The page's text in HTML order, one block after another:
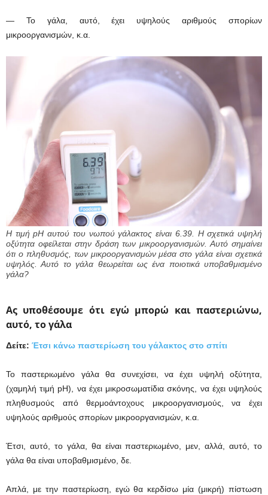
— Το γάλα, αυτό, έχει υψηλούς αριθμούς σπορίων
μικροοργανισμών, κ.α.
Η τιμή pH αυτού του νωπού γάλακτος είναι 6.39. Η σχετικά υψηλή
οξύτητα οφείλεται στην δράση των μικροοργανισμών. Αυτό σημαίνει
ότι ο πληθυσμός, των μικροοργανισμών μέσα στο γάλα είναι σχετικά
υψηλός. Αυτό το γάλα θεωρείται ως ένα ποιοτικά υποβαθμισμένο
γάλα?
Ας υποθέσουμε ότι εγώ μπορώ και παστεριώνω,
αυτό, το γάλα
Δείτε: Έτσι κάνω παστερίωση του γάλακτος στο σπίτι
Το παστεριωμένο γάλα θα συνεχίσει, να έχει υψηλή οξύτητα,
(χαμηλή τιμή pH), να έχει μικροσωματίδια σκόνης, να έχει υψηλούς
πληθυσμούς από θερμοάντοχους μικροοργανισμούς, να έχει
υψηλούς αριθμούς σπορίων μικροοργανισμών, κ.α.
Έτσι, αυτό, το γάλα, θα είναι παστεριωμένο, μεν, αλλά, αυτό, το
γάλα θα είναι υποβαθμισμένο, δε.
Απλά, με την παστερίωση, εγώ θα κερδίσω μία (μικρή) πίστωση